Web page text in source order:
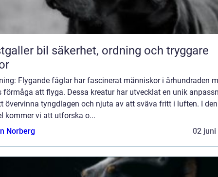
ordning och tryggare
Flygande fåglar har fascinerat människor i århundraden
förmåga att flyga. Dessa kreatur har utvecklat en unik
övervinna tyngdlagen och njuta av att sväva fritt i luften. I
kommer vi att utforska o...
Norberg
02 juni